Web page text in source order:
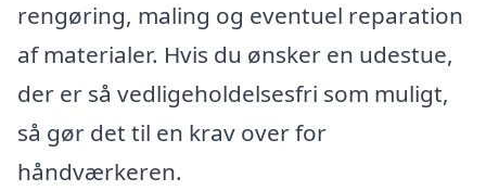
rengøring, maling og eventuel reparation
af materialer. Hvis du ønsker en udestue,
der er så vedligeholdelsesfri som muligt,
så gør det til en krav over for
håndværkeren.